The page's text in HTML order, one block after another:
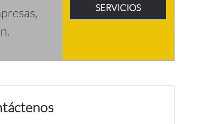
SERVICIOS